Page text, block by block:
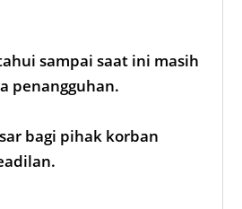
sampai saat ini masih
penangguhan.
bagi pihak korban